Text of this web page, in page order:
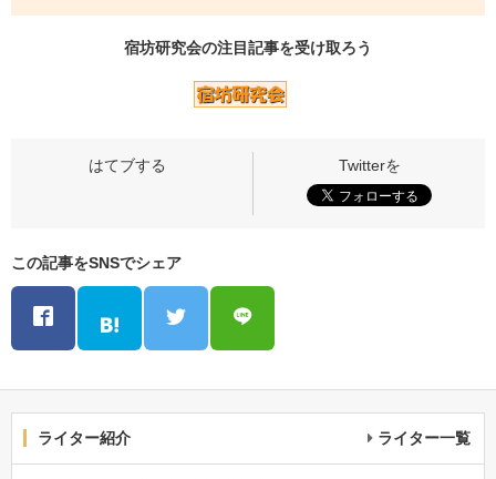
宿坊研究会の注目記事を受け取ろう
この記事をSNSでシェア
ライター紹介 ライター一覧